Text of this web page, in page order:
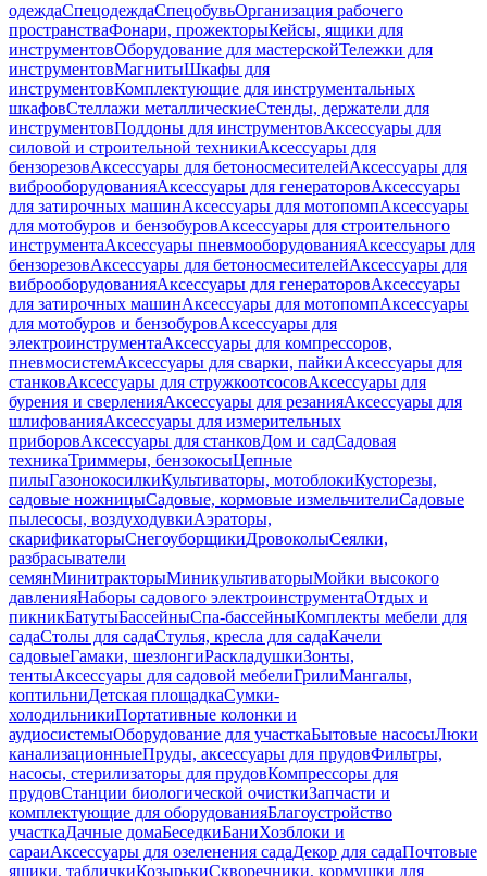
одеждаСпецодеждаСпецобувьОрганизация рабочего
пространстваФонари, прожекторыКейсы, ящики для
инструментовОборудование для мастерскойТележки для
инструментовМагнитыШкафы для
инструментовКомплектующие для инструментальных
шкафовСтеллажи металлическиеСтенды, держатели для
инструментовПоддоны для инструментовАксессуары для
силовой и строительной техникиАксессуары для
бензорезовАксессуары для бетоносмесителейАксессуары для
виброоборудованияАксессуары для генераторовАксессуары
для затирочных машинАксессуары для мотопомпАксессуары
для мотобуров и бензобуровАксессуары для строительного
инструментаАксессуары пневмооборудованияАксессуары для
бензорезовАксессуары для бетоносмесителейАксессуары для
виброоборудованияАксессуары для генераторовАксессуары
для затирочных машинАксессуары для мотопомпАксессуары
для мотобуров и бензобуровАксессуары для
электроинструментаАксессуары для компрессоров,
пневмосистемАксессуары для сварки, пайкиАксессуары для
станковАксессуары для стружкоотсосовАксессуары для
бурения и сверленияАксессуары для резанияАксессуары для
шлифованияАксессуары для измерительных
приборовАксессуары для станковДом и садСадовая
техникаТриммеры, бензокосыЦепные
пилыГазонокосилкиКультиваторы, мотоблокиКусторезы,
садовые ножницыСадовые, кормовые измельчителиСадовые
пылесосы, воздуходувкиАэраторы,
скарификаторыСнегоуборщикиДровоколыСеялки,
разбрасыватели
семянМинитракторыМиникультиваторыМойки высокого
давленияНаборы садового электроинструментаОтдых и
пикникБатутыБассейныСпа-бассейныКомплекты мебели для
садаСтолы для садаСтулья, кресла для садаКачели
садовыеГамаки, шезлонгиРаскладушкиЗонты,
тентыАксессуары для садовой мебелиГрилиМангалы,
коптильниДетская площадкаСумки-
холодильникиПортативные колонки и
аудиосистемыОборудование для участкаБытовые насосыЛюки
канализационныеПруды, аксессуары для прудовФильтры,
насосы, стерилизаторы для прудовКомпрессоры для
прудовСтанции биологической очисткиЗапчасти и
комплектующие для оборудованияБлагоустройство
участкаДачные домаБеседкиБаниХозблоки и
сараиАксессуары для озеленения садаДекор для садаПочтовые
ящики, табличкиКозырькиСкворечники, кормушки для